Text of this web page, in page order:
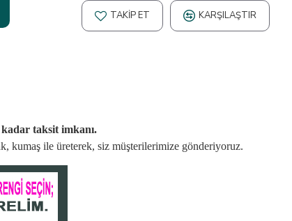
TAKIP ET KARŞILAŞTIR
taksit imkanı.
kumaş ile üreterek, siz müşterilerimize gönderiyoruz.